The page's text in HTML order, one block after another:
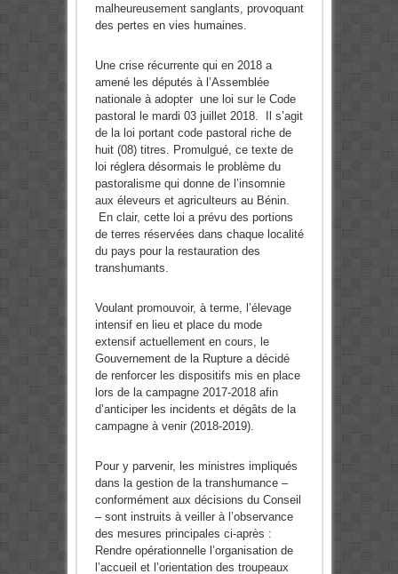
malheureusement sanglants, provoquant
des pertes en vies humaines.
Une crise récurrente qui en 2018 a
amené les députés à l’Assemblée
nationale à adopter une loi sur le Code
pastoral le mardi 03 juillet 2018. Il s’agit
de la loi portant code pastoral riche de
huit (08) titres. Promulgué, ce texte de
loi réglera désormais le problème du
pastoralisme qui donne de l’insomnie
aux éleveurs et agriculteurs au Bénin.
En clair, cette loi a prévu des portions
de terres réservées dans chaque localité
du pays pour la restauration des
transhumants.
Voulant promouvoir, à terme, l’élevage
intensif en lieu et place du mode
extensif actuellement en cours, le
Gouvernement de la Rupture a décidé
de renforcer les dispositifs mis en place
lors de la campagne 2017-2018 afin
d’anticiper les incidents et dégâts de la
campagne à venir (2018-2019).
Pour y parvenir, les ministres impliqués
dans la gestion de la transhumance –
conformément aux décisions du Conseil
– sont instruits à veiller à l’observance
des mesures principales ci-après :
Rendre opérationnelle l’organisation de
l’accueil et l’orientation des troupeaux